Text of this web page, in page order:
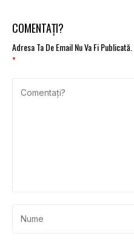
COMENTAȚI?
Adresa Ta De Email Nu Va Fi Publicată.
*